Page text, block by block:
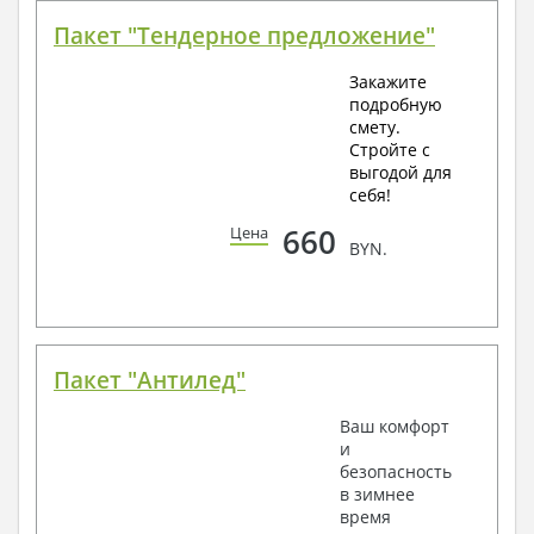
Пакет "Тендерное предложение"
Закажите
подробную
смету.
Стройте с
выгодой для
себя!
Цена 660 BYN.
Пакет "Антилед"
Ваш комфорт
и
безопасность
в зимнее
время